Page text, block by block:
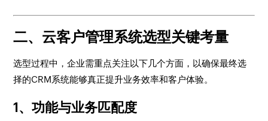
二、云客户管理系统选型关键考量
选型过程中，企业需重点关注以下几个方面，以确保最终选
择的CRM系统能够真正提升业务效率和客户体验。
1、功能与业务匹配度